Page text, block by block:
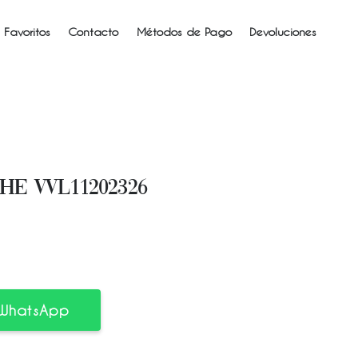
Favoritos Contacto Métodos de Pago Devoluciones
VVL11202326